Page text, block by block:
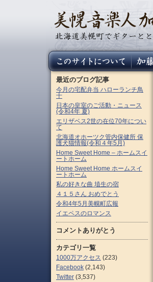
最近のブログ記事
今月の宅配弁当 ハローランチ鳥
十
日本の皇室のご活動・ニュース
(令和4年 夏)
エリザベス2世の在位70年につい
て
北海道オホーツク管内保健所 保
護犬猫情報(令和４年5月)
Home Sweet Home – ホームスイ
ートホーム
Home Sweet Home ホームスイ
ートホーム
私の好きな曲 埴生の宿
４１５さん おめでとう
令和4年5月美幌町広報
イエペスのロマンス
コメントありがとう
カテゴリ一覧
1000万アクセス (223)
Facebook (2,143)
Twitter (3,537)